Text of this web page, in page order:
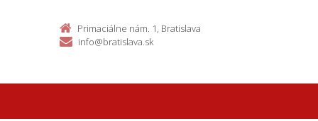
Primaciálne nám. 1, Bratislava
info@bratislava.sk